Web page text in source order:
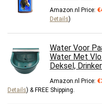
Amazon.nl Price: €
Details)
Water Voor
Water Met
Deksel,
Amazon.nl Price: €
Details) & FREE Shipping